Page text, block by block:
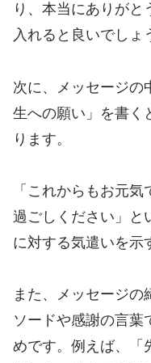
り、本当にありがと
入れると良いでしょ
次に、メッセージの
生への願い」を書く
ります。
「これからもお元
過ごしください」と
に対する気遣いを示
また、メッセージの
ソードや感謝の言葉
めです。例えば、「